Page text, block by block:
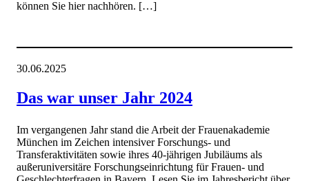
können Sie hier nachhören. […]
30.06.2025
Das war unser Jahr 2024
Im vergangenen Jahr stand die Arbeit der Frauenakademie
München im Zeichen intensiver Forschungs- und
Transferaktivitäten sowie ihres 40-jährigen Jubiläums als
außeruniversitäre Forschungseinrichtung für Frauen- und